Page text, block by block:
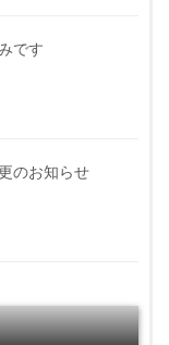
です
のお知らせ